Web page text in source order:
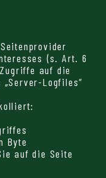
(s. Art. 6
auf die
Logfiles“
Byte
auf die Seite